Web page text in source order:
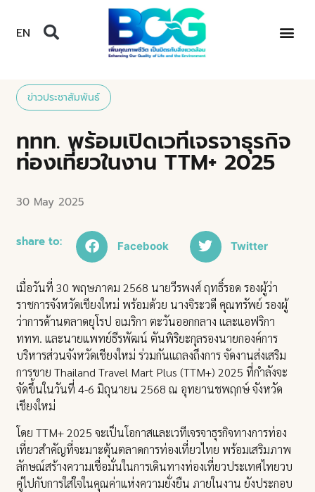
EN
ข่าวประชาสัมพันธ์
ททท. พร้อมเปิดเวทีเจรจาธุรกิจ
ท่องเที่ยวในงาน TTM+ 2025
30 May 2025
share to: Facebook Twitter
เมื่อวันที่ 30 พฤษภาคม 2568 นายวีรพงศ์ ฤทธิ์รอด รองผู้ว่า
ราชการจังหวัดเชียงใหม่ พร้อมด้วย นางจิระวดี คุณทรัพย์ รองผู้
ว่าการด้านตลาดยุโรป อเมริกา ตะวันออกกลาง และแอฟริกา
ททท. และนายแพทย์ธีรพัฒน์ ตันพิริยะกุลรองนายกองค์การ
บริหารส่วนจังหวัดเชียงใหม่ ร่วมกันแถลงถึงการ จัดงานส่งเสริม
การขาย Thailand Travel Mart Plus (TTM+) 2025 ที่กำลังจะ
จัดขึ้นในวันที่ 4-6 มิถุนายน 2568 ณ อุทยานชพฤกษ์ จังหวัด
เชียงใหม่
โดย TTM+ 2025 จะเป็นโอกาสและเวทีเจรจาธุรกิจทางการท่อง
เที่ยวสำคัญที่จะมาะตุ้นตลาดการท่องเที่ยวไทย พร้อมเสริมภาพ
ลักษณ์สร้างความเชื่อมั่นในการเดินทางท่องเที่ยวประเทศไทยวบ
คู่ไปกับการใส่ใจในคุณค่าแห่งความยั่งยืน ภายในงาน ยังประกอบ